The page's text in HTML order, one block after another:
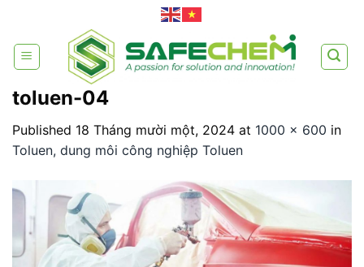
content
toluen-04
Published 18 Tháng mười một, 2024 at 1000 × 600 in
Toluen, dung môi công nghiệp Toluen